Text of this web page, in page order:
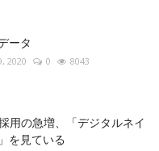
ータ
2020 0 8043
用の急増、「デジタルネイ
を見ている